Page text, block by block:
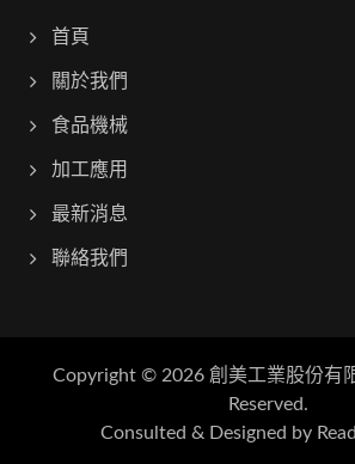
首頁
關於我們
食品機械
加工應用
最新消息
聯絡我們
Copyright © 2026 創美工業股份有
Reserved.
Consulted & Designed by